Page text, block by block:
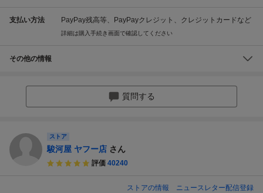
支払い方法 PayPay残高等、PayPayクレジット、クレジットカードなど
詳細は購入手続き画面で確認してください
その他の情報
質問する
ストア
駿河屋 ヤフー店 さん
評価 40240
ストアの情報 ニュースレター配信登録